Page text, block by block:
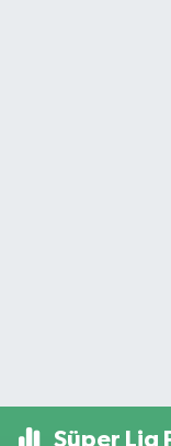
Süper Lig